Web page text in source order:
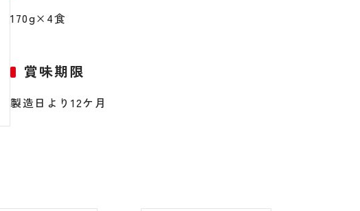
170g×4食
賞味期限
製造日より12ケ月